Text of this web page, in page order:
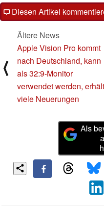
Diesen Artikel
⟨
Ältere News
Apple Vision Pro kommt
nach Deutschland, kann
als 32:9-Monitor
verwendet werden, erhält
viele Neuerungen
Als